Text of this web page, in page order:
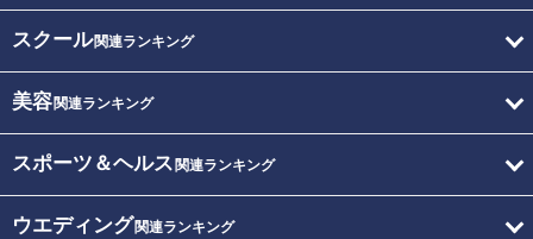
スクール関連ランキング
美容関連ランキング
スポーツ＆ヘルス 関連ランキング
ウエディング関連ランキング